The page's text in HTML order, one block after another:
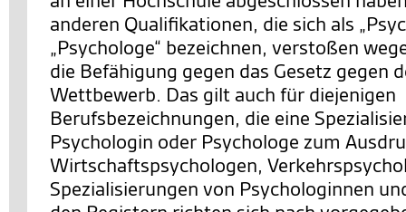
anderen Qualifikationen, die sich als
„Psychologe“ bezeichnen, verstoßen
die Befähigung gegen das Gesetz gegen
Wettbewerb. Das gilt auch für diejenigen
Berufsbezeichnungen, die eine
Psychologin oder Psychologe zum
Wirtschaftspsychologen,
Spezialisierungen von Psychologinnen